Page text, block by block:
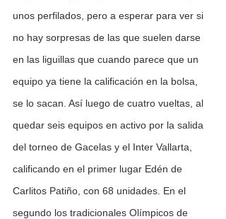
unos perfilados, pero a esperar para ver si
no hay sorpresas de las que suelen darse
en las liguillas que cuando parece que un
equipo ya tiene la calificación en la bolsa,
se lo sacan. Así luego de cuatro vueltas, al
quedar seis equipos en activo por la salida
del torneo de Gacelas y el Inter Vallarta,
calificando en el primer lugar Edén de
Carlitos Patiño, con 68 unidades. En el
segundo los tradicionales Olímpicos de